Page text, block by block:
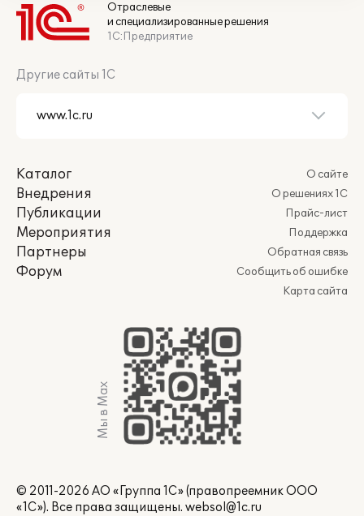
Отраслевые
и специализированные решения
1С:Предприятие
Другие сайты 1С
Каталог
Внедрения
Публикации
Мероприятия
Партнеры
Форум
О сайте
О решениях 1С
Прайс-лист
Поддержка
Обратная связь
Сообщить об ошибке
Карта сайта
Мы в Max
© 2011-2026 АО «Группа 1С» (правопреемник ООО
«1С»). Все права защищены. websol@1c.ru